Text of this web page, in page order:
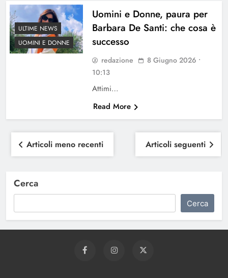
ULTIME NEWS
UOMINI E DONNE
Uomini e Donne, paura per
Barbara De Santi: che cosa è
successo
redazione
8 Giugno 2026 •
10:13
Attimi…
Read More
Navigazione
articoli
Articoli meno recenti Articoli seguenti
Cerca
Cerca